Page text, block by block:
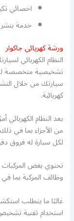
اخصائي
خدمة
ورشة كهريائي جاكوار
النظام الكهربائي
تشخيصية متخصصة
سيارتك من خلال
كهربائية.
يعد النظام
من الأجزاء بما في
لكل سيارة له فروق
تحتوي بعض
وظائف المركبة بما
غالبًا ما يتطلب
استخدام تقنية